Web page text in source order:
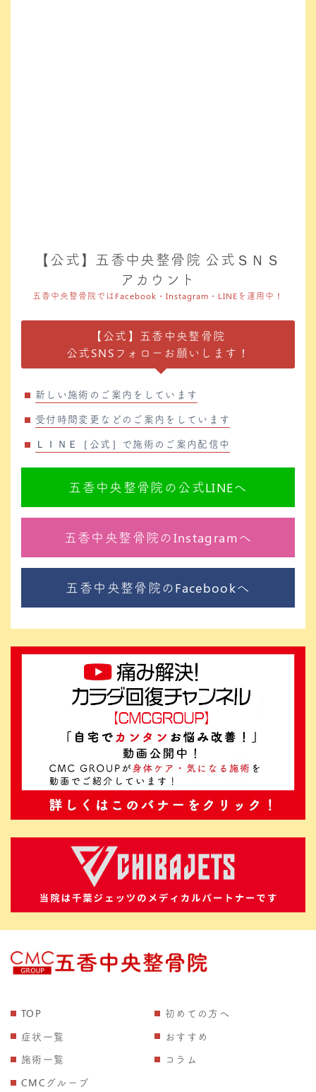
【公式】五香中央整骨院 公式ＳＮＳ
アカウント
五香中央整骨院ではFacebook・Instagram・LINEを運用中！
【公式】五香中央整骨院
公式SNSフォローお願いします！
新しい施術のご案内をしています
受付時間変更などのご案内をしています
ＬＩＮＥ［公式］で施術のご案内配信中
五香中央整骨院の公式LINEへ
五香中央整骨院のInstagramへ
五香中央整骨院のFacebookへ
TOP
初めての方へ
症状一覧
おすすめ
施術一覧
コラム
CMCグループ